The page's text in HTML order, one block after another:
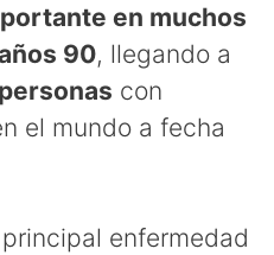
en muchos
90, llegando a
con
el mundo a fecha
enfermedad